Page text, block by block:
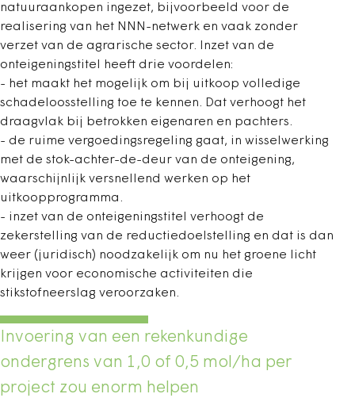
natuuraankopen ingezet, bijvoorbeeld voor de
realisering van het NNN-netwerk en vaak zonder
verzet van de agrarische sector. Inzet van de
onteigeningstitel heeft drie voordelen:
- het maakt het mogelijk om bij uitkoop volledige
schadeloosstelling toe te kennen. Dat verhoogt het
draagvlak bij betrokken eigenaren en pachters.
- de ruime vergoedingsregeling gaat, in wisselwerking
met de stok-achter-de-deur van de onteigening,
waarschijnlijk versnellend werken op het
uitkoopprogramma.
- inzet van de onteigeningstitel verhoogt de
zekerstelling van de reductiedoelstelling en dat is dan
weer (juridisch) noodzakelijk om nu het groene licht
krijgen voor economische activiteiten die
stikstofneerslag veroorzaken.
Invoering van een rekenkundige
ondergrens van 1,0 of 0,5 mol/ha per
project zou enorm helpen